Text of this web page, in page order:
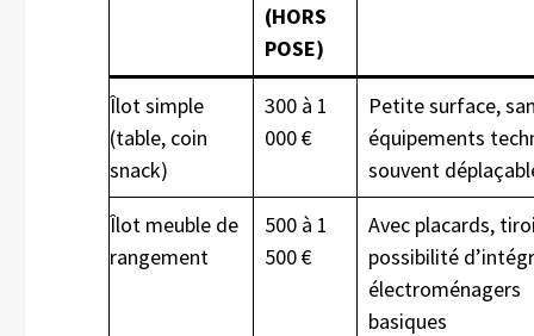
(HORS
POSE)
Îlot simple
(table, coin
snack)
300 à 1
000 €
Petite surface,
équipements
souvent
Îlot meuble de
rangement
500 à 1
500 €
Avec placards,
possibilité
électroménagers
basiques